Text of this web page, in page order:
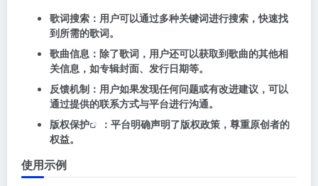
歌词搜索 ：用户可以通过多种关键词进行搜索，快速找
到所需的歌词。
歌曲信息 ：除了歌词，用户还可以获取到歌曲的其他相
关信息，如专辑封面、发行日期等。
反馈机制 ：用户如果发现任何问题或有改进建议，可以
通过提供的联系方式与平台进行沟通。
版权保护
：平台明确声明了版权政策，尊重原创者的
权益。
使用示例